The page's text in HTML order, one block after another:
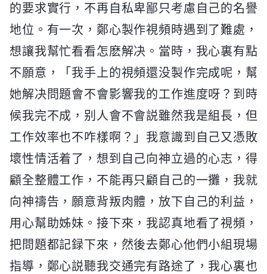
的要求實行，不再自私卑鄙只考慮自己的名譽
地位。有一次，鄭心製作視頻時遇到了難處，
想讓我幫忙看看怎麽解决。當時，我心裏有點
不願意，「我手上的視頻還没製作完成呢，幫
她解决問題會不會影響我的工作進度呀？到時
候我完不成，别人會不會説雖然我是組長，但
工作效率也不咋樣啊？」我意識到自己又憑敗
壞性情活着了，想到自己向神立過的心志，得
顧全整體工作，不能再只顧自己的一攤，我就
向神禱告，願意背叛肉體，放下自己的利益，
用心幫助姊妹。接下來，我認真地看了視頻，
把問題都記録下來，然後去鄭心他們小組現場
指導，鄭心説聽我交通完有路途了，我心裏也